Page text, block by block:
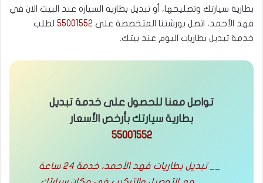
بطارية سيارتك وتصليحها، أو تبديل بطاريه السياره عند البيت الان في
فهد الأحمد، اتصل بورشتنا المتخصصة على 55001552 لطلب
خدمة تبديل بطاريات اليوم عند بيتك.
تواصل معنا للحصول على خدمة تبديل
بطارية سيارتك بأرخص الأسعار
55001552
__ تبديل بطاريات فهد الأحمد، خدمة 24 ساعة